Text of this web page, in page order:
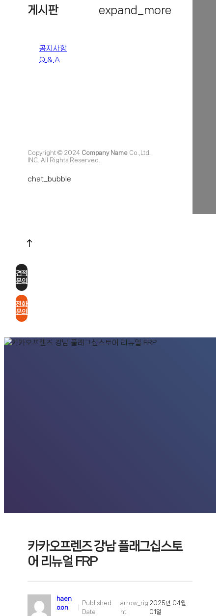
게시판 expand_more
공지사항
Q & A
Copyright © 2024 Company Name Co.,Ltd.
INC. All Rights Reserved.
chat_bubble
견적
문의
전화
문의
카카오프렌즈 강남 플래그십스토
어 리뉴얼 FRP
haen
oon
Published
Date
arrow_rig
ht
2025년 04월
01일